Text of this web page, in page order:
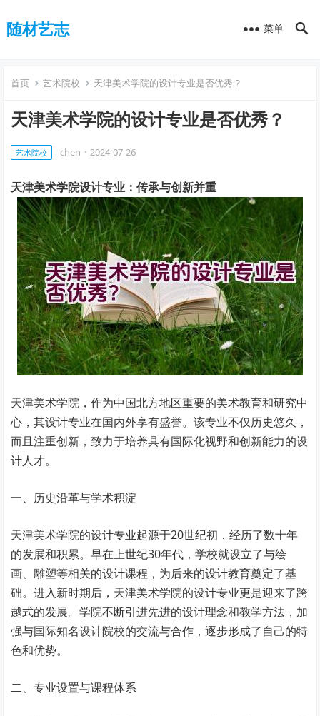
随材艺志 菜单
首页 艺术院校 天津美术学院的设计专业是否优秀？
天津美术学院的设计专业是否优秀？
艺术院校 chen · 2024-07-26
天津美术学院设计专业：传承与创新并重
天津美术学院，作为中国北方地区重要的美术教育和研究中
心，其设计专业在国内外享有盛誉。该专业不仅历史悠久，
而且注重创新，致力于培养具有国际化视野和创新能力的设
计人才。
一、历史沿革与学术积淀
天津美术学院的设计专业起源于20世纪初，经历了数十年
的发展和积累。早在上世纪30年代，学校就设立了与绘
画、雕塑等相关的设计课程，为后来的设计教育奠定了基
础。进入新时期后，天津美术学院的设计专业更是迎来了跨
越式的发展。学院不断引进先进的设计理念和教学方法，加
强与国际知名设计院校的交流与合作，逐步形成了自己的特
色和优势。
二、专业设置与课程体系